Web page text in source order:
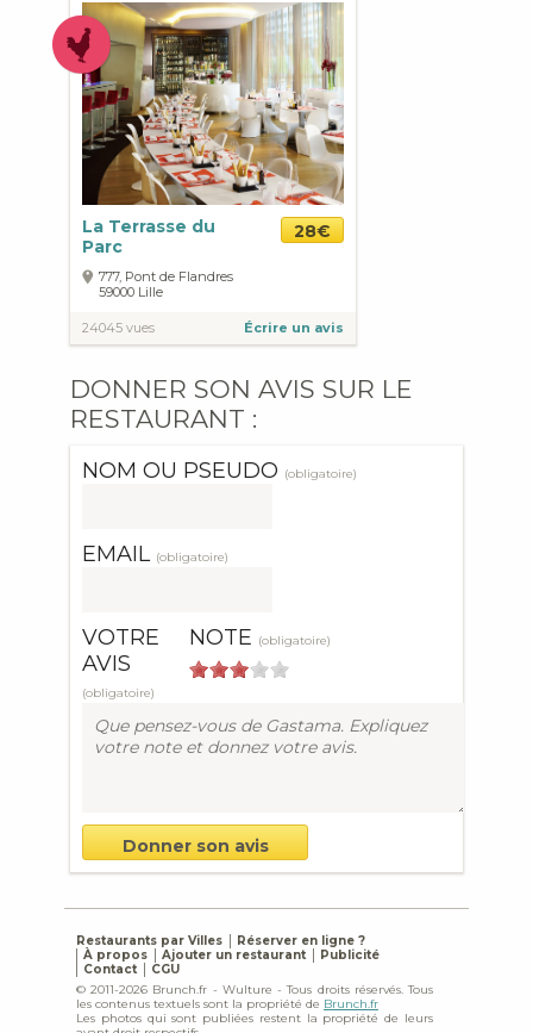
La Terrasse du
Parc
28€
777, Pont de Flandres
59000 Lille
24045 vues Écrire un avis
DONNER SON AVIS SUR LE
RESTAURANT :
NOM OU PSEUDO (obligatoire)
EMAIL (obligatoire)
NOTE (obligatoire)
VOTRE
AVIS
(obligatoire)
Restaurants par Villes
Réserver en ligne ?
À propos
Ajouter un restaurant
Publicité
Contact
CGU
© 2011-2026 Brunch.fr - Wulture - Tous droits réservés. Tous
les contenus textuels sont la propriété de Brunch.fr
Les photos qui sont publiées restent la propriété de leurs